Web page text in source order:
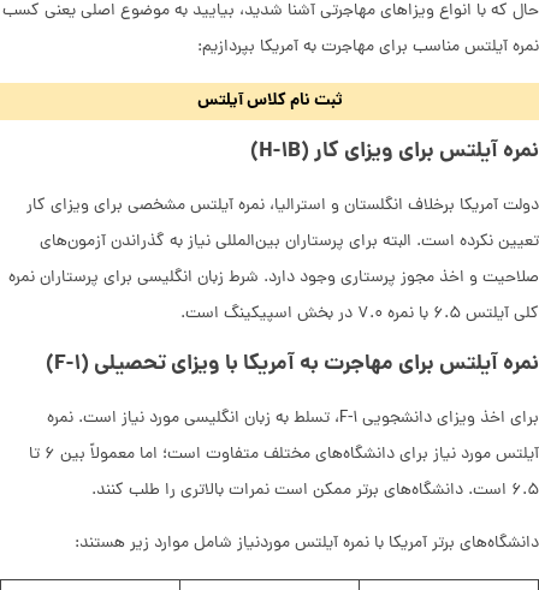
حال که با انواع ویزاهای مهاجرتی آشنا شدید، بیایید به موضوع اصلی یعنی کسب
نمره آیلتس مناسب برای مهاجرت به آمریکا بپردازیم:
ثبت نام کلاس آیلتس
نمره آیلتس برای ویزای کار (H-۱B)
دولت آمریکا برخلاف انگلستان و استرالیا، نمره آیلتس مشخصی برای ویزای کار
تعیین نکرده است. البته برای پرستاران بین‌المللی نیاز به گذراندن آزمون‌های
صلاحیت و اخذ مجوز پرستاری وجود دارد. شرط زبان انگلیسی برای پرستاران نمره
کلی آیلتس ۶.۵ با نمره ۷.۰ در بخش اسپیکینگ است.
نمره آیلتس برای مهاجرت به آمریکا با ویزای تحصیلی (F-۱)
برای اخذ ویزای دانشجویی F-۱، تسلط به زبان انگلیسی مورد نیاز است. نمره
آیلتس مورد نیاز برای دانشگاه‌های مختلف متفاوت است؛ اما معمولاً بین ۶ تا
۶.۵ است. دانشگاه‌های برتر ممکن است نمرات بالاتری را طلب کنند.
دانشگاه‌های برتر آمریکا با نمره آیلتس موردنیاز شامل موارد زیر هستند: